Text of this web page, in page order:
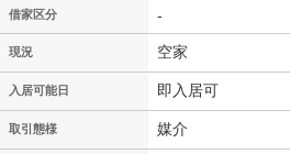
借家区分 -
現況 空家
入居可能日 即入居可
取引態様 媒介